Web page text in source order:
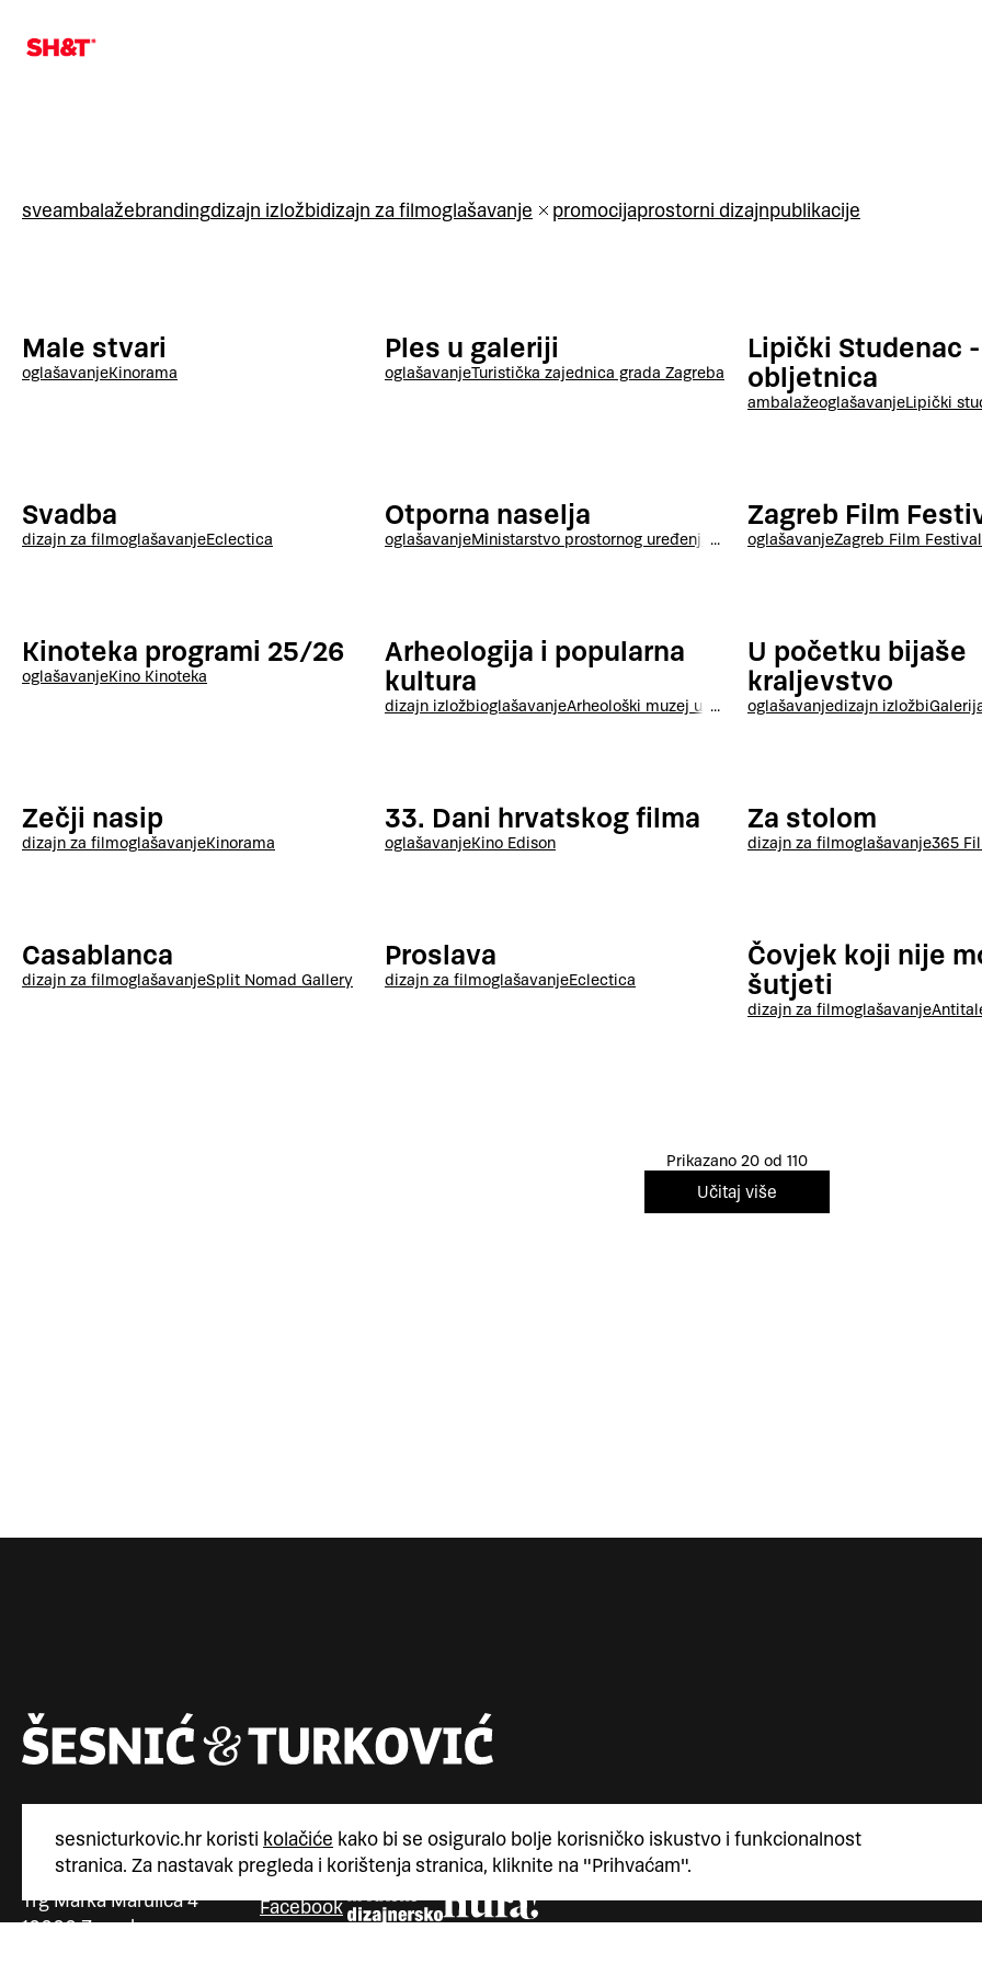
sveambalažebrandingdizajn izložbidizajn za filmoglašavanje promocijaprostorni dizajnpublikacije
Male stvari
oglašavanjeKinorama
Ples u galeriji
oglašavanjeTuristička zajednica grada Zagreba
Lipički Studenac
obljetnica
ambalažeoglašavanjeLipički
Svadba
dizajn za filmoglašavanjeEclectica
Otporna naselja
oglašavanjeMinistarstvo prostornog uređenja, graditeljstva i državne imovine
Zagreb Film
oglašavanjeZagreb Film Festival
Kinoteka programi 25/26
oglašavanjeKino Kinoteka
Arheologija i popularna
kultura
dizajn izložbioglašavanjeArheološki muzej u Zagrebu
U početku bijaše
kraljevstvo
oglašavanjedizajn izložbi
Zečji nasip
dizajn za filmoglašavanjeKinorama
33. Dani hrvatskog filma
oglašavanjeKino Edison
Za stolom
dizajn za filmoglašavanje365
Casablanca
dizajn za filmoglašavanjeSplit Nomad Gallery
Proslava
dizajn za filmoglašavanjeEclectica
Čovjek koji nije
šutjeti
dizajn za filmoglašavanje
Prikazano 20 od 110
Učitaj više
sesnicturkovic.hr koristi kolačiće kako bi se osiguralo bolje korisničko iskustvo i funkcionalnost
stranica. Za nastavak pregleda i korištenja stranica, kliknite na "Prihvaćam".
Šesnić&Turković
Trg Marka Marulića 4
10000 Zagreb
Instagram
Facebook
član član